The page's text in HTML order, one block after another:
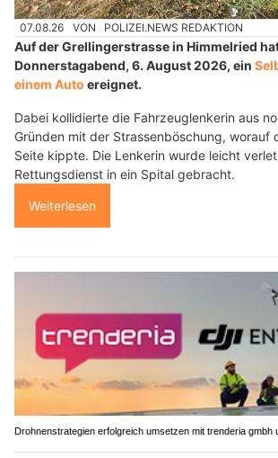
07.08.26 VON POLIZEI.NEWS REDAKTION
Auf der Grellingerstrasse in Himmelried
Donnerstagabend, 6. August 2026, ein
einem Auto ereignet.
Dabei kollidierte die Fahrzeuglenkerin aus
Gründen mit der Strassenböschung, worauf
Seite kippte. Die Lenkerin wurde leicht
Rettungsdienst in ein Spital gebracht.
Weiterlesen
Drohnenstrategien erfolgreich umsetzen mit trenderia gmbh